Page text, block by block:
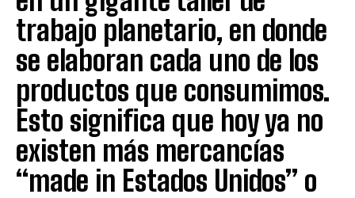
trabajo planetario, en donde
se elaboran cada uno de los
productos que consumimos.
Esto significa que hoy ya no
existen más mercancías
“made in Estados Unidos” o